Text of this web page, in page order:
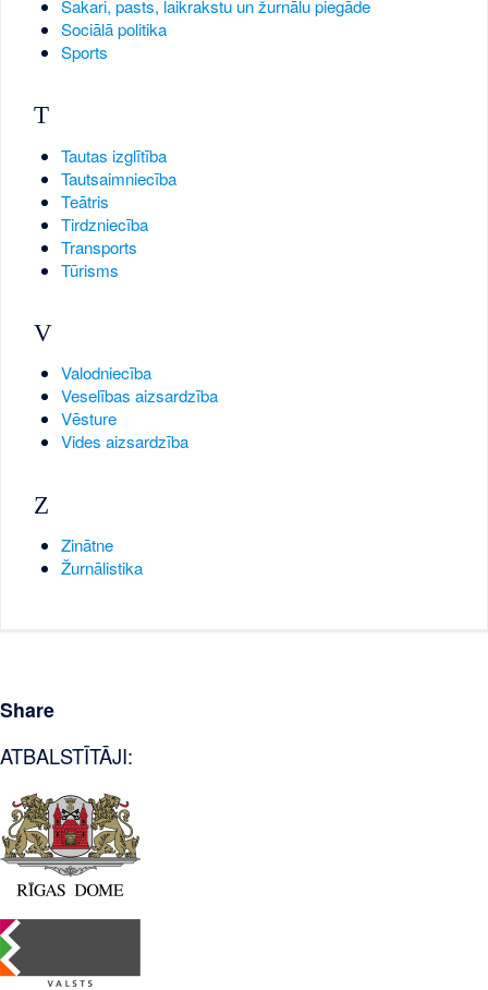
Sakari, pasts, laikrakstu un žurnālu piegāde
Sociālā politika
Sports
T
Tautas izglītība
Tautsaimniecība
Teātris
Tirdzniecība
Transports
Tūrisms
V
Valodniecība
Veselības aizsardzība
Vēsture
Vides aizsardzība
Z
Zinātne
Žurnālistika
Share
ATBALSTĪTĀJI: